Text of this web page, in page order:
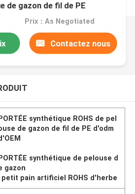
de gazon de fil de PE
Prix：As Negotiated
Contactez nous
synthétique ROHS de pel
de gazon de fil de PE d'odm
synthétique de pelouse d
gazon
petit pain artificiel ROHS d'herbe